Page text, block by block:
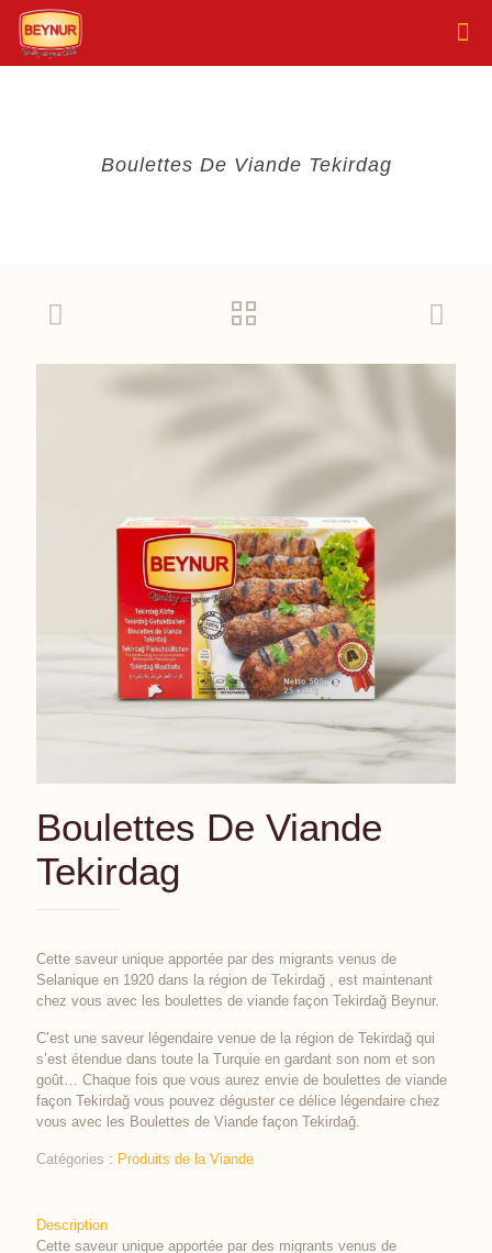
Boulettes De Viande Tekirdag
Boulettes De Viande
Tekirdag
Cette saveur unique apportée par des migrants venus de
Selanique en 1920 dans la région de Tekirdağ , est maintenant
chez vous avec les boulettes de viande façon Tekirdağ Beynur.
C’est une saveur légendaire venue de la région de Tekirdağ qui
s’est étendue dans toute la Turquie en gardant son nom et son
goût… Chaque fois que vous aurez envie de boulettes de viande
façon Tekirdağ vous pouvez déguster ce délice légendaire chez
vous avec les Boulettes de Viande façon Tekirdağ.
Catégories : Produits de la Viande
Description
Cette saveur unique apportée par des migrants venus de